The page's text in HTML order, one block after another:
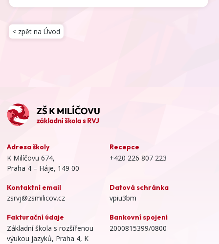
< zpět na Úvod
Adresa školy
K Milíčovu 674,
Praha 4 – Háje, 149 00
Recepce
+420 226 807 223
Kontaktní email
zsrvj@zsmilicov.cz
Datová schránka
vpiu3bm
Fakturační údaje
Základní škola s rozšířenou
výukou jazyků, Praha 4, K
Bankovní spojení
2000815399/0800